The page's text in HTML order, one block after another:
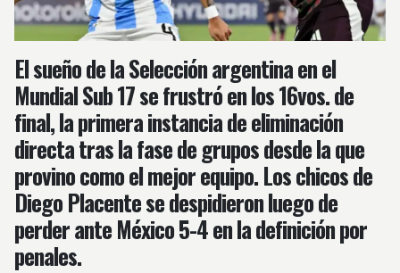
El sueño de la Selección argentina en el
Mundial Sub 17 se frustró en los 16vos. de
final, la primera instancia de eliminación
directa tras la fase de grupos desde la que
provino como el mejor equipo. Los chicos de
Diego Placente se despidieron luego de
perder ante México 5-4 en la definición por
penales.